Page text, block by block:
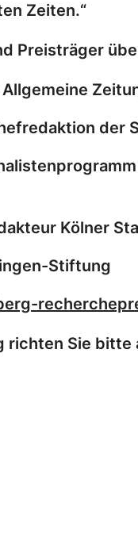
Zeiten.“
Preisträger
der
Kölner
Stiftung
richten Sie bitte